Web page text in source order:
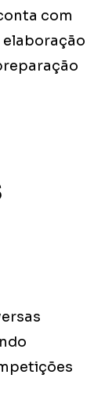
com
elaboração